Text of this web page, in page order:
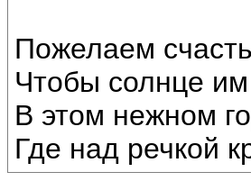
Пожелаем
Чтобы солнце
В этом нежном
Где над речкой